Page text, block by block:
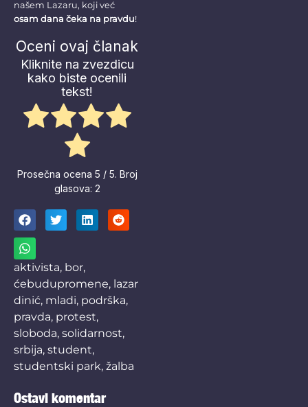
našem Lazaru, koji već
osam dana čeka na pravdu!
Oceni ovaj članak
Kliknite na zvezdicu
kako biste ocenili
tekst!
Prosečna ocena 5 / 5. Broj
glasova: 2
aktivista, bor,
ćebudupromene, lazar
dinić, mladi, podrška,
pravda, protest,
sloboda, solidarnost,
srbija, student,
studentski park, žalba
Ostavi komentar